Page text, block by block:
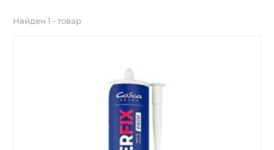
Найден 1 - товар